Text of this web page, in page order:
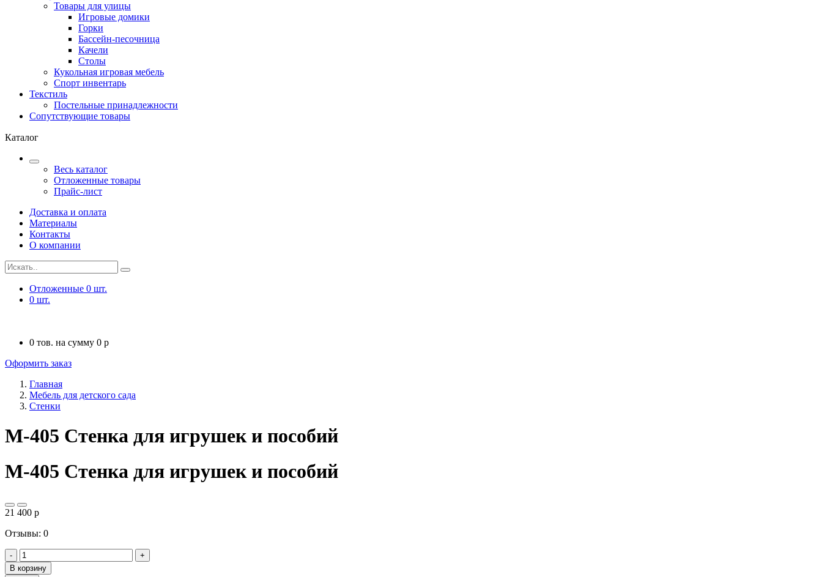
Товары для улицы
Игровые домики
Горки
Бассейн-песочница
Качели
Столы
Кукольная игровая мебель
Спорт инвентарь
Текстиль
Постельные принадлежности
Сопутствующие товары
Каталог
Весь каталог
Отложенные товары
Прайс-лист
Доставка и оплата
Материалы
Контакты
О компании
Отложенные 0 шт.
0 шт.
0 тов. на сумму 0 p
Оформить заказ
Главная
Мебель для детского сада
Стенки
М-405 Стенка для игрушек и пособий
М-405 Стенка для игрушек и пособий
21 400 p
Отзывы: 0
-
+
В корзину